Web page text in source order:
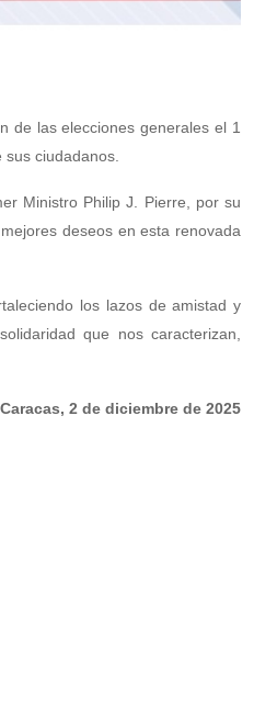
de las elecciones generales el 1
ciudadanos.
Ministro Philip J. Pierre, por su
deseos en esta renovada
los lazos de amistad y
que nos caracterizan,
Caracas, 2 de diciembre de 2025